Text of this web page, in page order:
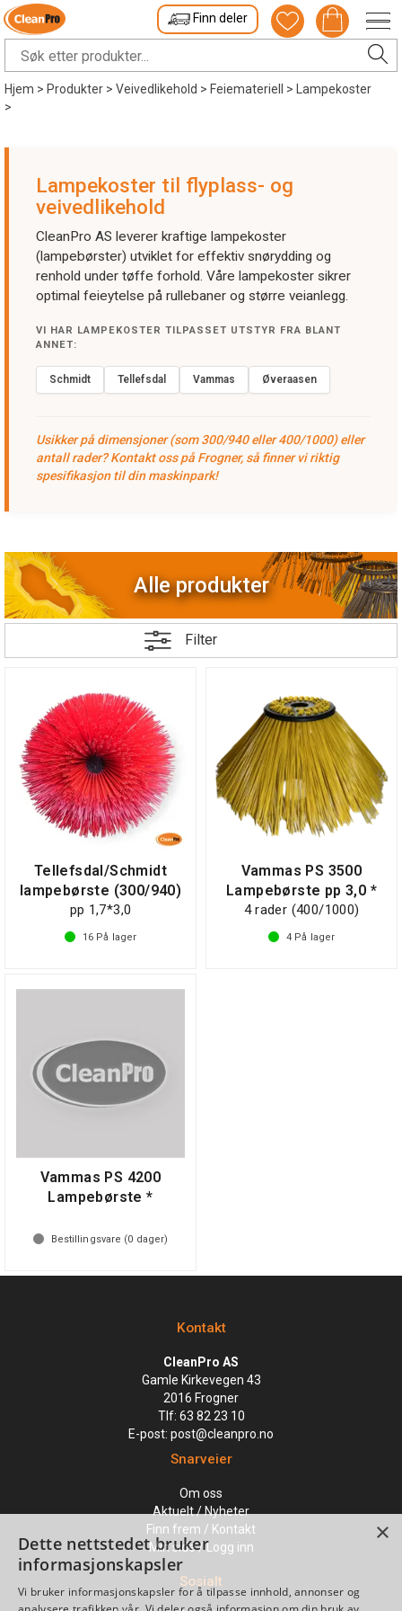
Finn deler
Hjem>Produkter>Veivedlikehold>Feiemateriell >
Lampekoster
>
Lampekoster til flyplass- og
veivedlikehold
CleanPro AS leverer kraftige lampekoster
(lampebørster) utviklet for effektiv snørydding og
renhold under tøffe forhold. Våre lampekoster sikrer
optimal feieytelse på rullebaner og større veianlegg.
VI HAR LAMPEKOSTER TILPASSET UTSTYR FRA BLANT
ANNET:
Schmidt Tellefsdal Vammas Øveraasen
Usikker på dimensjoner (som 300/940 eller 400/1000) eller
antall rader? Kontakt oss på Frogner, så finner vi riktig
spesifikasjon til din maskinpark!
Alle produkter
Filter
Tellefsdal/Schmidt
lampebørste (300/940)
pp 1,7*3,0
16 På lager
Vammas PS 3500
Lampebørste pp 3,0 *
4 rader (400/1000)
4 På lager
Vammas PS 4200
Lampebørste *
Bestillingsvare (0 dager)
Kontakt
CleanPro AS
Gamle Kirkevegen 43
2016 Frogner
Tlf: 63 82 23 10
E-post: post@cleanpro.no
Snarveier
Om oss
Aktuelt / Nyheter
Finn frem / Kontakt
Min side / Logg inn
Sosialt
×
Dette nettstedet bruker
informasjonskapsler
Vi bruker informasjonskapsler for å tilpasse innhold, annonser og